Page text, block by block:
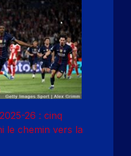
26 : cinq
le chemin vers la